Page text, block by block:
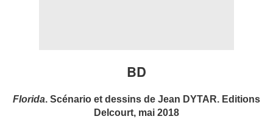
BD
Florida. Scénario et dessins de Jean DYTAR. Editions
Delcourt, mai 2018